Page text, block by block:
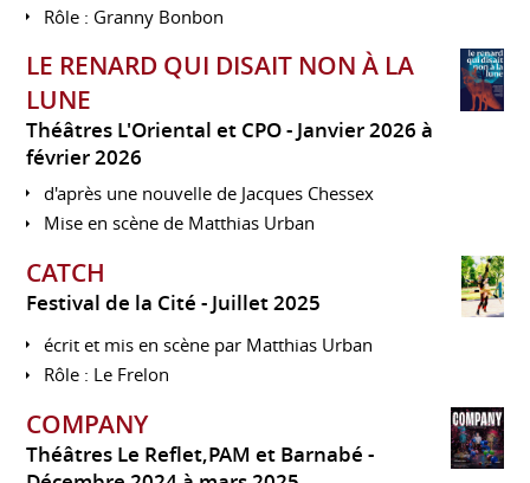
Rôle : Granny Bonbon
LE RENARD QUI DISAIT NON À LA
LUNE
Théâtres L'Oriental et CPO
Janvier 2026 à
février 2026
d'après une nouvelle de Jacques Chessex
Mise en scène de Matthias Urban
CATCH
Festival de la Cité Juillet 2025
écrit et mis en scène par Matthias Urban
Rôle : Le Frelon
COMPANY
Théâtres Le Reflet,PAM et Barnabé